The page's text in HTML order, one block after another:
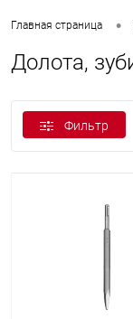
Главная страница •
Долота,
Фильтр